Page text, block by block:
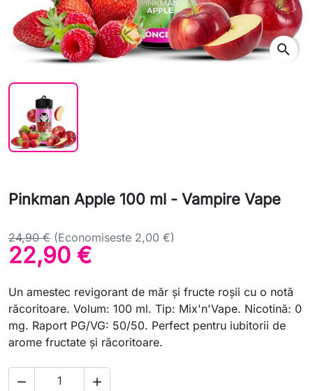
search
Pinkman Apple 100 ml - Vampire Vape
24,90 € (Economiseste 2,00 €)
22,90 €
Un amestec revigorant de măr și fructe roșii cu o notă
răcoritoare. Volum: 100 ml. Tip: Mix'n'Vape. Nicotină: 0
mg. Raport PG/VG: 50/50. Perfect pentru iubitorii de
arome fructate și răcoritoare.
 